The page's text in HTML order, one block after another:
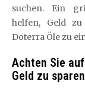
suchen. Ein
helfen, Geld
Doterra Öle zu
Achten Sie
Geld zu